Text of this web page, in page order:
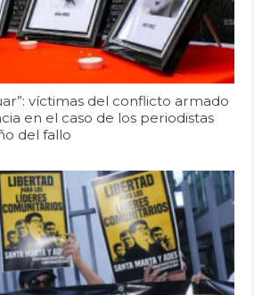
víctimas del conflicto armado
en el caso de los periodistas
del fallo